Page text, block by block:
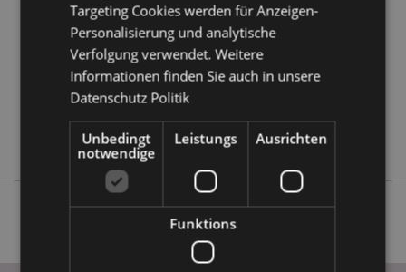
Information
5055071554445
12
0.876000
Keine
Targeting Cookies werden für Anzeigen-
Personalisierung und analytische
Verfolgung verwendet. Weitere
Informationen finden Sie auch in unsere
Datenschutz Politik
Unbedingt
notwendige
Leistungs Ausrichten
Funktions